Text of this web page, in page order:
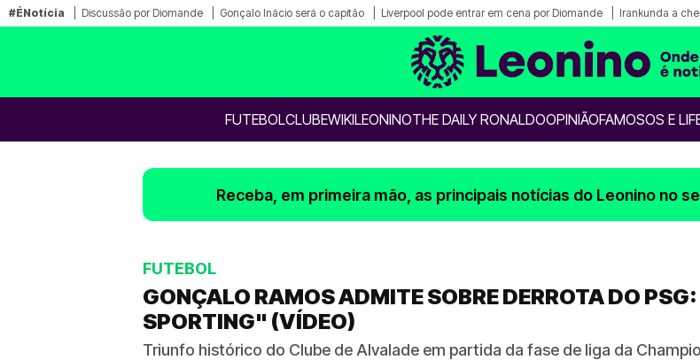
#ÉNotícia Discussão por Diomande Gonçalo Inácio será o capitão Liverpool pode entrar em cena por Diomande Irankunda a
FUTEBOLCLUBEWIKILEONINOTHE DAILY RONALDOOPINIÃOFAMOSOS E
Receba, em primeira mão, as principais notícias do Leonino no
FUTEBOL
GONÇALO RAMOS ADMITE SOBRE DERROTA DO
SPORTING" (VÍDEO)
Triunfo histórico do Clube de Alvalade em partida da fase de liga da